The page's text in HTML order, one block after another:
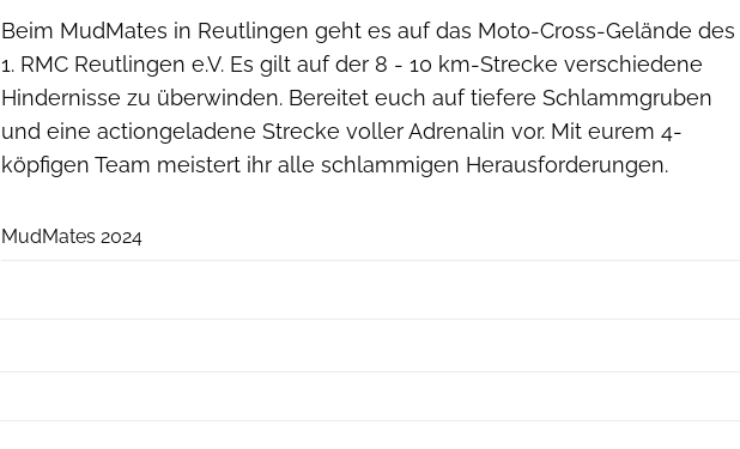
Beim MudMates in Reutlingen geht es auf das Moto-Cross-Gelände des
1. RMC Reutlingen e.V. Es gilt auf der 8 - 10 km-Strecke verschiedene
Hindernisse zu überwinden. Bereitet euch auf tiefere Schlammgruben
und eine actiongeladene Strecke voller Adrenalin vor. Mit eurem 4-
köpfigen Team meistert ihr alle schlammigen Herausforderungen.
MudMates 2024